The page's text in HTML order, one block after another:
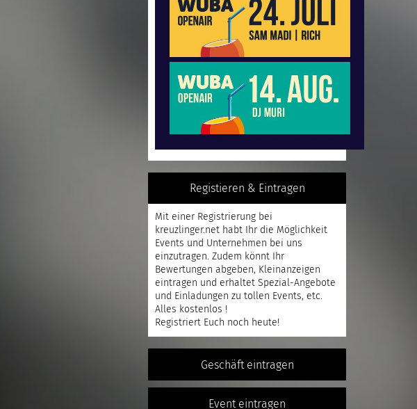
Registieren & Eintragen
Mit einer Registrierung bei
kreuzlinger.net habt Ihr die Möglichkeit
Events und Unternehmen bei uns
einzutragen. Zudem könnt Ihr
Bewertungen abgeben, Kleinanzeigen
eintragen und erhaltet Spezial-Angebote
und Einladungen zu tollen Events, etc.
Alles kostenlos !
Registriert Euch noch heute!
Geschäft eintragen
Event eintragen